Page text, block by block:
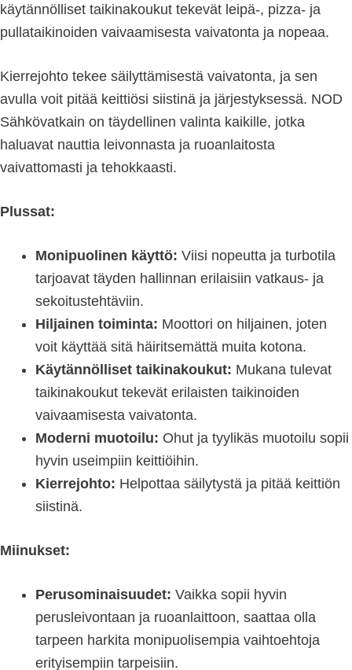
käytännölliset taikinakoukut tekevät leipä-, pizza- ja
pullataikinoiden vaivaamisesta vaivatonta ja nopeaa.
Kierrejohto tekee säilyttämisestä vaivatonta, ja sen
avulla voit pitää keittiösi siistinä ja järjestyksessä. NOD
Sähkövatkain on täydellinen valinta kaikille, jotka
haluavat nauttia leivonnasta ja ruoanlaitosta
vaivattomasti ja tehokkaasti.
Plussat:
Monipuolinen käyttö: Viisi nopeutta ja turbotila
tarjoavat täyden hallinnan erilaisiin vatkaus- ja
sekoitustehtäviin.
Hiljainen toiminta: Moottori on hiljainen, joten
voit käyttää sitä häiritsemättä muita kotona.
Käytännölliset taikinakoukut: Mukana tulevat
taikinakoukut tekevät erilaisten taikinoiden
vaivaamisesta vaivatonta.
Moderni muotoilu: Ohut ja tyylikäs muotoilu sopii
hyvin useimpiin keittiöihin.
Kierrejohto: Helpottaa säilytystä ja pitää keittiön
siistinä.
Miinukset:
Perusominaisuudet: Vaikka sopii hyvin
perusleivontaan ja ruoanlaittoon, saattaa olla
tarpeen harkita monipuolisempia vaihtoehtoja
erityisempiin tarpeisiin.